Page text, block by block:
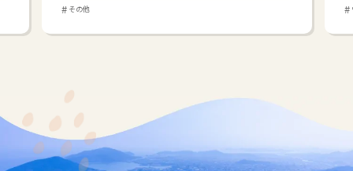
# その他 #